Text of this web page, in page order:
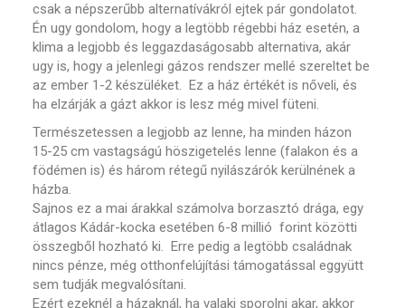
csak a népszerűbb alternatívákról ejtek pár gondolatot.
Én ugy gondolom, hogy a legtöbb régebbi ház esetén, a
klima a legjobb és leggazdaságosabb alternativa, akár
ugy is, hogy a jelenlegi gázos rendszer mellé szereltet be
az ember 1-2 készüléket. Ez a ház értékét is nőveli, és
ha elzárják a gázt akkor is lesz még mivel füteni.
Természetessen a legjobb az lenne, ha minden házon
15-25 cm vastagságú höszigetelés lenne (falakon és a
födémen is) és három rétegű nyilászárók kerülnének a
házba.
Sajnos ez a mai árakkal számolva borzasztó drága, egy
átlagos Kádár-kocka esetében 6-8 millió forint közötti
összegből hozható ki. Erre pedig a legtöbb családnak
nincs pénze, még otthonfelújítási támogatással eggyütt
sem tudják megvalósítani.
Ezért ezeknél a házaknál, ha valaki sporolni akar, akkor